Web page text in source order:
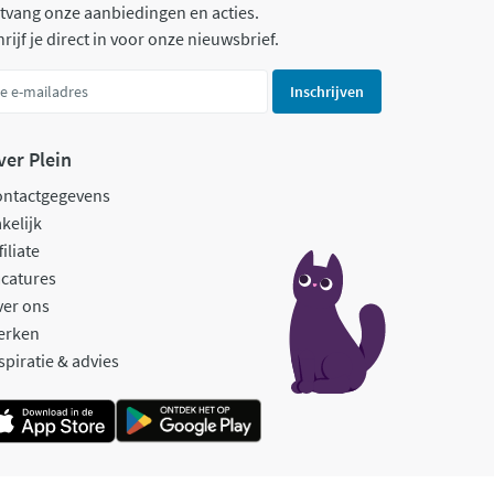
onze aanbiedingen en acties.
je direct in voor onze nieuwsbrief.
Inschrijven
Plein
ons
& advies